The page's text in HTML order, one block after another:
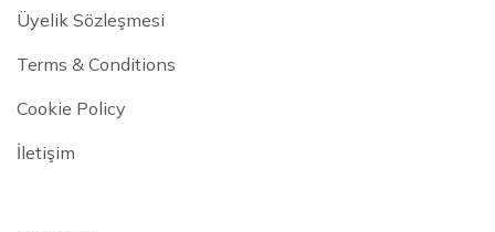
Üyelik Sözleşmesi
Terms & Conditions
Cookie Policy
İletişim